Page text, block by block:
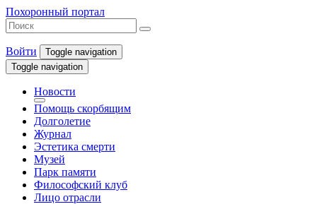
Похоронный портал
Войти
Toggle navigation
Toggle navigation
Новости
Помощь скорбящим
Долголетие
Журнал
Эстетика смерти
Музей
Парк памяти
Философский клуб
Лицо отрасли